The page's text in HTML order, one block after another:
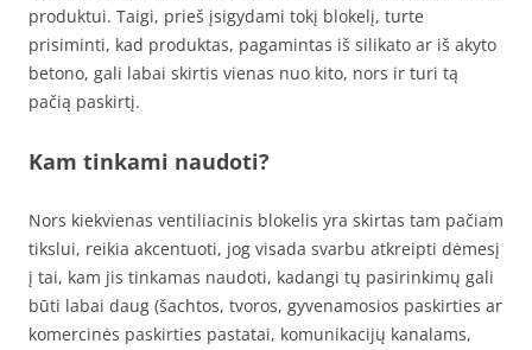
produktui. Taigi, prieš įsigydami tokį blokelį, turte
prisiminti, kad produktas, pagamintas iš silikato ar iš akyto
betono, gali labai skirtis vienas nuo kito, nors ir turi tą
pačią paskirtį.
Kam tinkami naudoti?
Nors kiekvienas ventiliacinis blokelis yra skirtas tam pačiam
tikslui, reikia akcentuoti, jog visada svarbu atkreipti dėmesį
į tai, kam jis tinkamas naudoti, kadangi tų pasirinkimų gali
būti labai daug (šachtos, tvoros, gyvenamosios paskirties ar
komercinės paskirties pastatai, komunikacijų kanalams,